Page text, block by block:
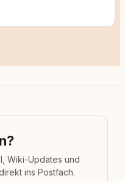
Wiki-Updates und
ins Postfach.